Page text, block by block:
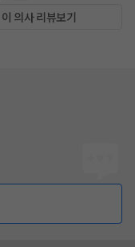
이 의사 리뷰보기